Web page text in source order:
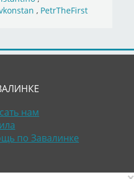
, PetrTheFirst
нам
по Завалинке